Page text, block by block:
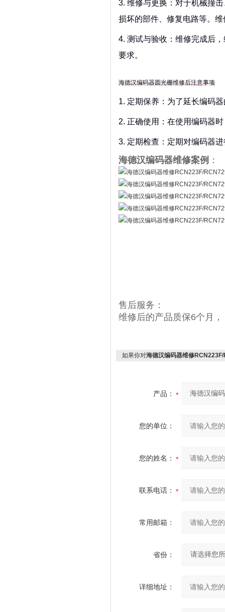
3. 维修与更换：对于机械撞
损坏的部件、修复电路等。
4. 测试与验收：维修完成后
要求。
海德汉编码器圆光栅维修后注意事项
1. 定期保养：为了延长编码
2. 正确使用：在使用编码器
3. 定期检查：定期对编码器
海德汉编码器维修案例 ：
售后服务：
维修后的产品质保6个月
如果你对海德汉编码器维修
产品：
您的单位：
您的姓名：
联系电话：
常用邮箱：
省份：
详细地址：